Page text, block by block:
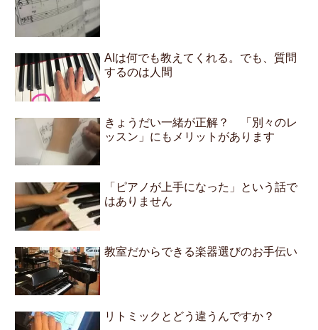
AIは何でも教えてくれる。でも、質問
するのは人間
きょうだい一緒が正解？ 「別々のレ
ッスン」にもメリットがあります
「ピアノが上手になった」という話で
はありません
教室だからできる楽器選びのお手伝い
リトミックとどう違うんですか？